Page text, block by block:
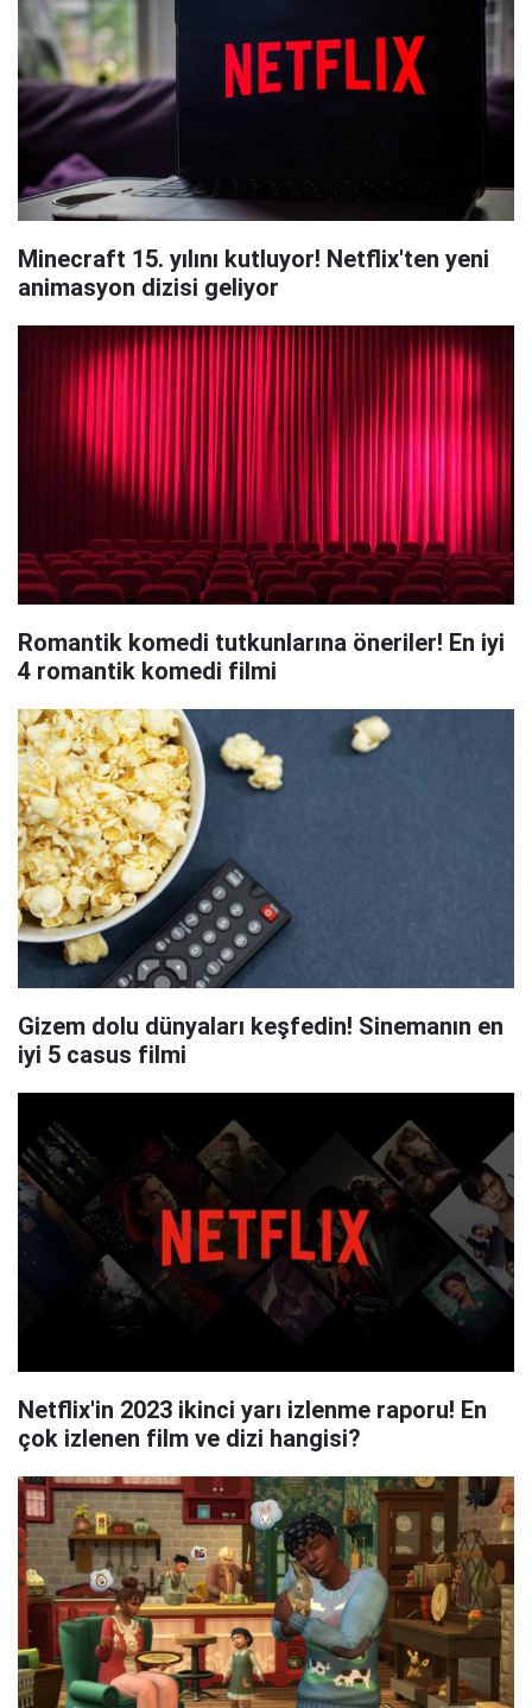
Minecraft 15. yılını kutluyor! Netflix'ten yeni
animasyon dizisi geliyor
Romantik komedi tutkunlarına öneriler! En iyi
4 romantik komedi filmi
Gizem dolu dünyaları keşfedin! Sinemanın en
iyi 5 casus filmi
Netflix'in 2023 ikinci yarı izlenme raporu! En
çok izlenen film ve dizi hangisi?